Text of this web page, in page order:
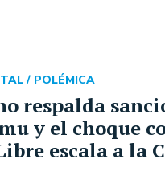
respalda
y el choque
escala a la
/ POLÉMICA